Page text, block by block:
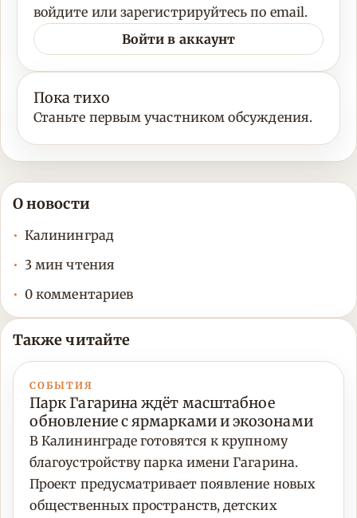
войдите или зарегистрируйтесь по email.
Войти в аккаунт
Пока тихо
Станьте первым участником обсуждения.
О новости
Калининград
3 мин чтения
0 комментариев
Также читайте
СОБЫТИЯ
Парк Гагарина ждёт масштабное
обновление с ярмарками и экозонами
В Калининграде готовятся к крупному
благоустройству парка имени Гагарина.
Проект предусматривает появление новых
общественных пространств, детских